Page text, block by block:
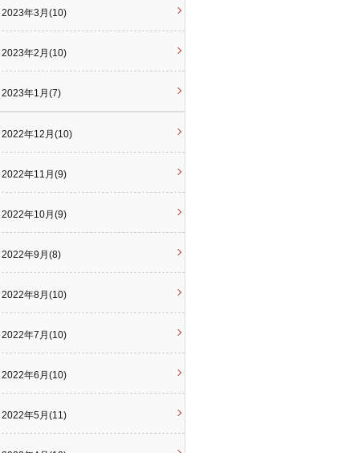
2023年3月(10)
2023年2月(10)
2023年1月(7)
2022年12月(10)
2022年11月(9)
2022年10月(9)
2022年9月(8)
2022年8月(10)
2022年7月(10)
2022年6月(10)
2022年5月(11)